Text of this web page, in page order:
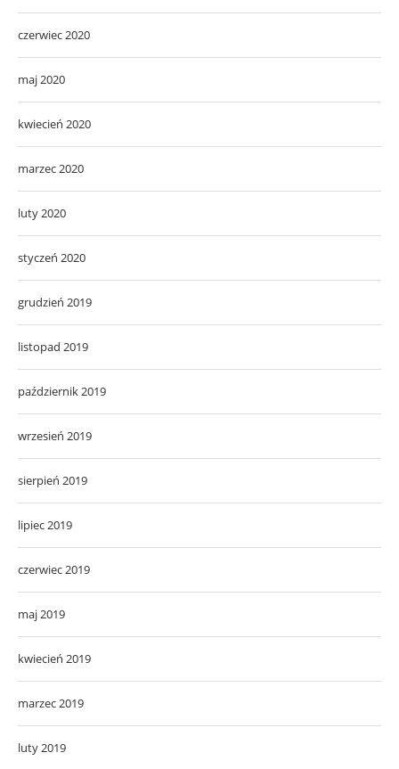
czerwiec 2020
maj 2020
kwiecień 2020
marzec 2020
luty 2020
styczeń 2020
grudzień 2019
listopad 2019
październik 2019
wrzesień 2019
sierpień 2019
lipiec 2019
czerwiec 2019
maj 2019
kwiecień 2019
marzec 2019
luty 2019